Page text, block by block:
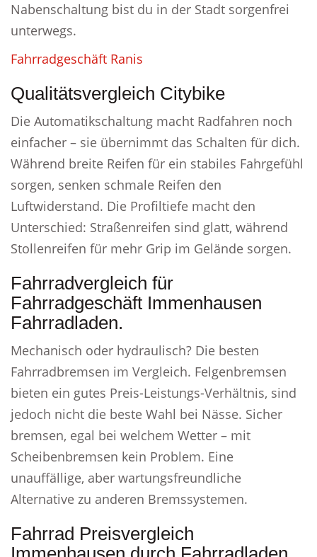
Nabenschaltung bist du in der Stadt sorgenfrei
unterwegs.
Fahrradgeschäft Ranis
Qualitätsvergleich Citybike
Die Automatikschaltung macht Radfahren noch
einfacher – sie übernimmt das Schalten für dich.
Während breite Reifen für ein stabiles Fahrgefühl
sorgen, senken schmale Reifen den
Luftwiderstand. Die Profiltiefe macht den
Unterschied: Straßenreifen sind glatt, während
Stollenreifen für mehr Grip im Gelände sorgen.
Fahrradvergleich für
Fahrradgeschäft Immenhausen
Fahrradladen.
Mechanisch oder hydraulisch? Die besten
Fahrradbremsen im Vergleich. Felgenbremsen
bieten ein gutes Preis-Leistungs-Verhältnis, sind
jedoch nicht die beste Wahl bei Nässe. Sicher
bremsen, egal bei welchem Wetter – mit
Scheibenbremsen kein Problem. Eine
unauffällige, aber wartungsfreundliche
Alternative zu anderen Bremssystemen.
Fahrrad Preisvergleich